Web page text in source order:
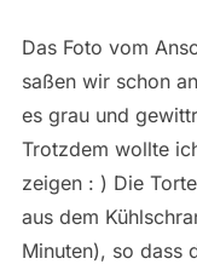
Das Foto vom
saßen wir schon
es grau und
Trotzdem wollte
zeigen : ) Die
aus dem
Minuten), so dass